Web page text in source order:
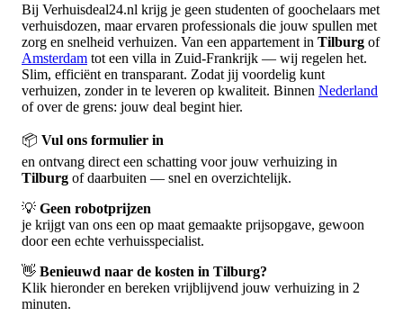
Bij Verhuisdeal24.nl krijg je geen studenten of goochelaars met
verhuisdozen, maar ervaren professionals die jouw spullen met
zorg en snelheid verhuizen. Van een appartement in Tilburg of
Amsterdam tot een villa in Zuid-Frankrijk — wij regelen het.
Slim, efficiënt en transparant. Zodat jij voordelig kunt
verhuizen, zonder in te leveren op kwaliteit. Binnen Nederland
of over de grens: jouw deal begint hier.
📦 Vul ons formulier in
en ontvang direct een schatting voor jouw verhuizing in
Tilburg of daarbuiten — snel en overzichtelijk.
💡 Geen robotprijzen
je krijgt van ons een op maat gemaakte prijsopgave, gewoon
door een echte verhuisspecialist.
👋 Benieuwd naar de kosten in Tilburg?
Klik hieronder en bereken vrijblijvend jouw verhuizing in 2
minuten.